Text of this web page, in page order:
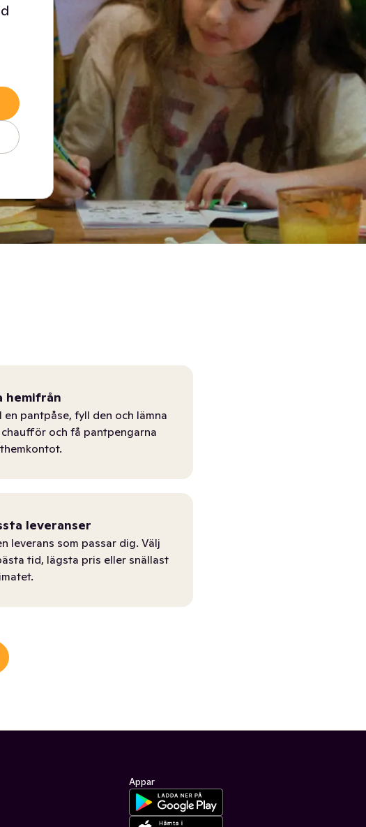
hemifrån
en pantpåse, fyll den och lämna
och få pantpengarna
leveranser
leverans som passar dig. Välj
tid, lägsta pris eller snällast
Appar